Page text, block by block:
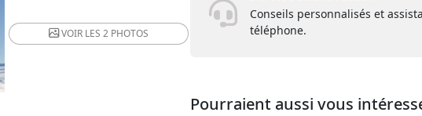
VOIR LES2 PHOTOS
Conseils personnalisés et
téléphone.
Pourraient aussi vous